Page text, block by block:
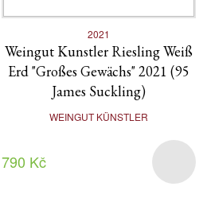
2021
Weingut Kunstler Riesling Weiß
Erd "Großes Gewächs" 2021 (95
James Suckling)
WEINGUT KÜNSTLER
790 Kč